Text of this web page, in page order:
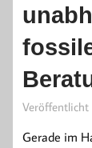
Veröffentlicht
Gerade im